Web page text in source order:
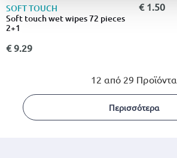
SOFT TOUCH
Soft touch wet wipes 72 pieces
2+1
€ 9.29
€ 1.50
12 από 29 Προϊόντα
Περισσότερα